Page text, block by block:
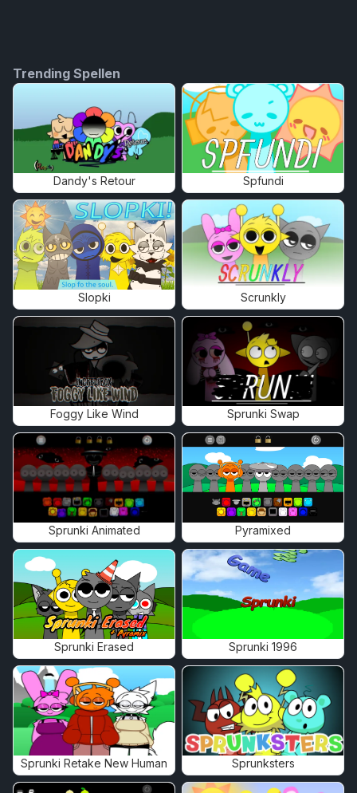
Trending Spellen
Dandy's Retour Spfundi
Slopki Scrunkly
Foggy Like Wind Sprunki Swap
Sprunki Animated Pyramixed
Sprunki Erased Sprunki 1996
Sprunki Retake New Human Sprunksters